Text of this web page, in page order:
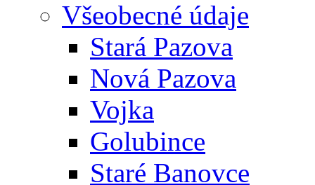
Všeobecné údaje
Stará Pazova
Nová Pazova
Vojka
Golubince
Staré Banovce